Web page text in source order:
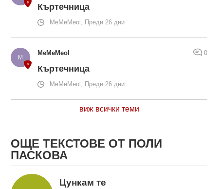
Къртечница
MeMeMeol, Преди 26 дни
MeMeMeol 0
Къртечница
MeMeMeol, Преди 26 дни
виж всички теми
ОЩЕ ТЕКСТОВЕ ОТ ПОЛИ
ПАСКОВА
Цункам те